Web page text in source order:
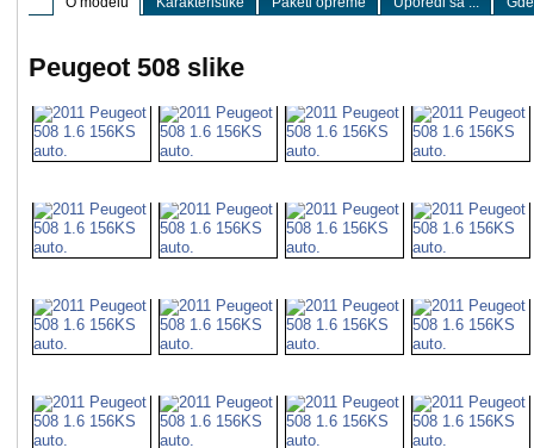
Peugeot 508 slike